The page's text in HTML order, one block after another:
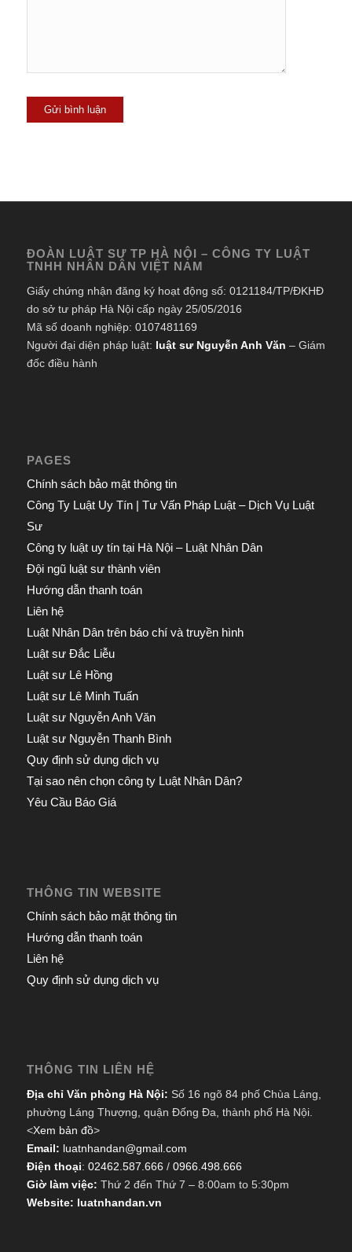
ĐOÀN LUẬT SƯ TP HÀ NỘI – CÔNG TY LUẬT
TNHH NHÂN DÂN VIỆT NAM
Giấy chứng nhận đăng ký hoạt động số: 0121184/TP/ĐKHĐ
do sở tư pháp Hà Nội cấp ngày 25/05/2016
Mã số doanh nghiệp: 0107481169
Người đại diện pháp luật: luật sư Nguyễn Anh Văn – Giám
đốc điều hành
PAGES
Chính sách bảo mật thông tin
Công Ty Luật Uy Tín | Tư Vấn Pháp Luật – Dịch Vụ Luật
Sư
Công ty luật uy tín tại Hà Nội – Luật Nhân Dân
Đội ngũ luật sư thành viên
Hướng dẫn thanh toán
Liên hệ
Luật Nhân Dân trên báo chí và truyền hình
Luật sư Đắc Liễu
Luật sư Lê Hồng
Luật sư Lê Minh Tuấn
Luật sư Nguyễn Anh Văn
Luật sư Nguyễn Thanh Bình
Quy định sử dụng dịch vụ
Tại sao nên chọn công ty Luật Nhân Dân?
Yêu Cầu Báo Giá
THÔNG TIN WEBSITE
Chính sách bảo mật thông tin
Hướng dẫn thanh toán
Liên hệ
Quy định sử dụng dịch vụ
THÔNG TIN LIÊN HỆ
Địa chỉ Văn phòng Hà Nội: Số 16 ngõ 84 phố Chùa Láng,
phường Láng Thượng, quận Đống Đa, thành phố Hà Nội.
<Xem bản đồ>
Email: luatnhandan@gmail.com
Điện thoại: 02462.587.666 / 0966.498.666
Giờ làm việc: Thứ 2 đến Thứ 7 – 8:00am to 5:30pm
Website: luatnhandan.vn